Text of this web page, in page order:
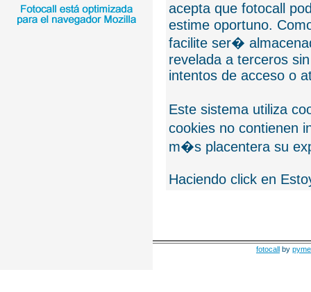
acepta que fotocall
estime oportuno.
facilite ser�
revelada a terceros
intentos de acceso o
Este sistema utiliza
cookies no contienen
m�s placentera su
Haciendo click en
fotocall by